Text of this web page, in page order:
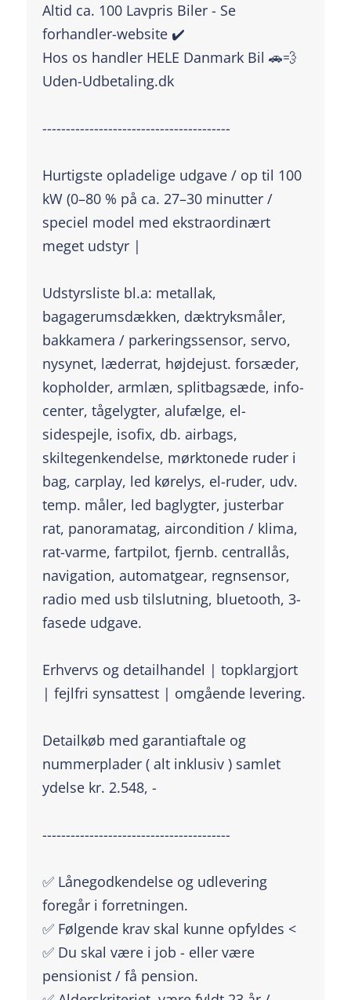
Altid ca. 100 Lavpris Biler - Se
forhandler-website ✔️
Hos os handler HELE Danmark Bil 🚗💨
Uden-Udbetaling.dk
----------------------------------------
Hurtigste opladelige udgave / op til 100
kW (0–80 % på ca. 27–30 minutter /
speciel model med ekstraordinært
meget udstyr |
Udstyrsliste bl.a: metallak,
bagagerumsdækken, dæktryksmåler,
bakkamera / parkeringssensor, servo,
nysynet, læderrat, højdejust. forsæder,
kopholder, armlæn, splitbagsæde, info-
center, tågelygter, alufælge, el-
sidespejle, isofix, db. airbags,
skiltegenkendelse, mørktonede ruder i
bag, carplay, led kørelys, el-ruder, udv.
temp. måler, led baglygter, justerbar
rat, panoramatag, aircondition / klima,
rat-varme, fartpilot, fjernb. centrallås,
navigation, automatgear, regnsensor,
radio med usb tilslutning, bluetooth, 3-
fasede udgave.
Erhvervs og detailhandel | topklargjort
| fejlfri synsattest | omgående levering.
Detailkøb med garantiaftale og
nummerplader ( alt inklusiv ) samlet
ydelse kr. 2.548, -
----------------------------------------
✅ Lånegodkendelse og udlevering
foregår i forretningen.
✅ Følgende krav skal kunne opfyldes <
✅ Du skal være i job - eller være
pensionist / få pension.